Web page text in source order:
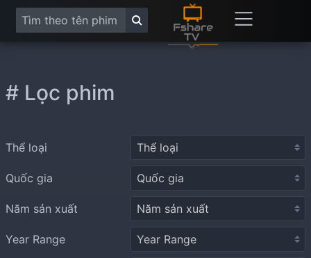
# Lọc phim
Thể loại
Quốc gia
Năm sản xuất
Year Range